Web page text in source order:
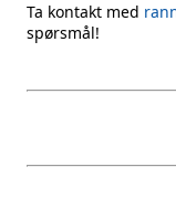
Ta kontakt med
spørsmål!